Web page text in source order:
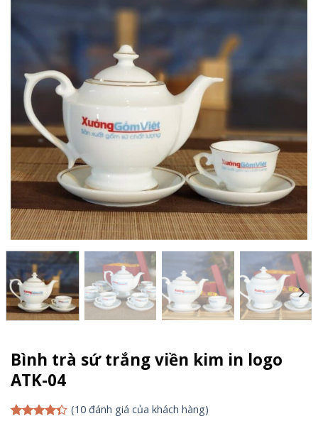
Bình trà sứ trắng viền kim in logo
ATK-04
(10đánh giá của khách hàng)